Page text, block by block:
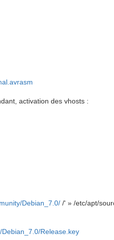
activation des vhosts :
Debian_7.0//' » /etc/apt/
Release.key